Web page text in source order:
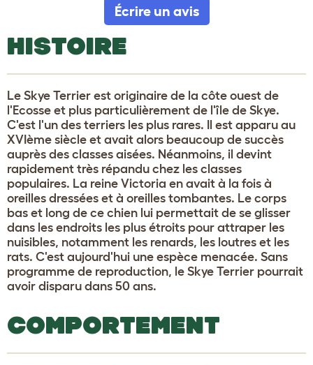
Écrire un avis
HISTOIRE
Le Skye Terrier est originaire de la côte ouest de
l'Ecosse et plus particulièrement de l'île de Skye.
C'est l'un des terriers les plus rares. Il est apparu au
XVIème siècle et avait alors beaucoup de succès
auprès des classes aisées. Néanmoins, il devint
rapidement très répandu chez les classes
populaires. La reine Victoria en avait à la fois à
oreilles dressées et à oreilles tombantes. Le corps
bas et long de ce chien lui permettait de se glisser
dans les endroits les plus étroits pour attraper les
nuisibles, notamment les renards, les loutres et les
rats. C'est aujourd'hui une espèce menacée. Sans
programme de reproduction, le Skye Terrier pourrait
avoir disparu dans 50 ans.
COMPORTEMENT